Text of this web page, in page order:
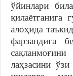
ўйинлари
алоҳида
фарзандига
лаҳзасини